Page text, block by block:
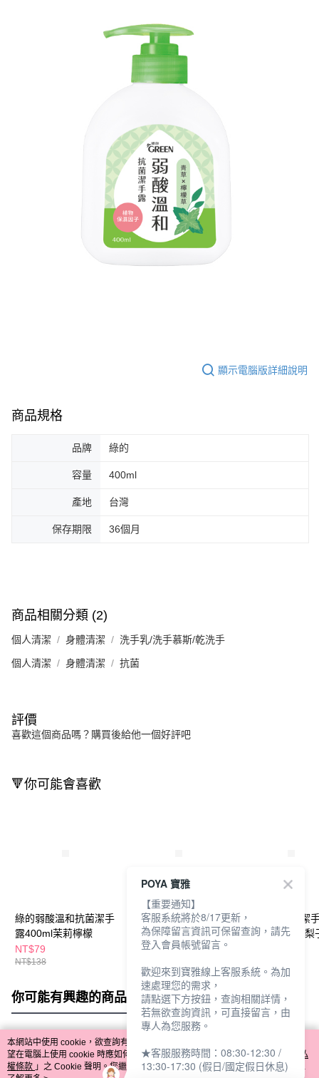
顯示電腦版詳細說明
商品規格
品牌 綠的
容量 400ml
產地 台灣
保存期限 36個月
商品相關分類 (2)
個人清潔 身體清潔 洗手乳/洗手慕斯/乾洗手
個人清潔 身體清潔 抗菌
評價
喜歡這個商品嗎？購買後給他一個好評吧
🔻你可能會喜歡
綠的弱酸溫和抗菌潔手
露400ml茉莉檸檬
NT$79
NT$138
綠的弱酸溫和抗菌潔手
露400ml木蘭蜂蜜
NT$79
綠的植物抗菌潔
350ml小蒼蘭&梨
你可能有興趣的商品 全站排行
熱門標籤
本網站中使用 cookie，欲查詢有關本網站使用 cookie 方式之詳情，及若您不希
望在電腦上使用 cookie 時應如何變更電腦的 cookie 設定，請參閱本網站「
隱私
權條款 」之 Cookie 聲明。您繼續使用本網站即表示您同意本公司得按本網站使
POYA 寶雅
【重要通知】
客服系統將於8/17更新，
為保障留言資訊可保留查詢，請先
登入會員帳號留言。
歡迎來到寶雅線上客服系統。為加
速處理您的需求，
請點選下方按鈕，查詢相關詳情，
若無欲查詢資訊，可直接留言，由
專人為您服務。
★客服服務時間：08:30-12:30 /
13:30-17:30 (假日/國定假日休息)